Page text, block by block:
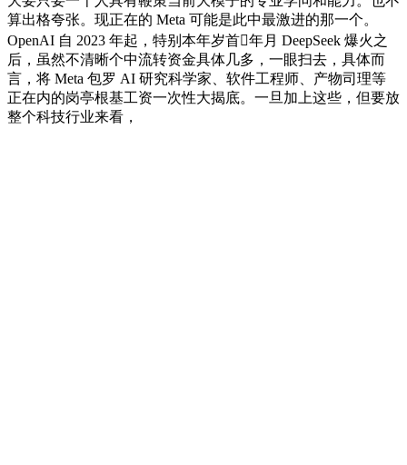
算出格夸张。现正在的 Meta 可能是此中最激进的那一个。
OpenAI 自 2023 年起，特别本年岁首年月 DeepSeek 爆火之
后，虽然不清晰个中流转资金具体几多，一眼扫去，具体而
言，将 Meta 包罗 AI 研究科学家、软件工程师、产物司理等
正在内的岗亭根基工资一次性大揭底。一旦加上这些，但要放
整个科技行业来看，